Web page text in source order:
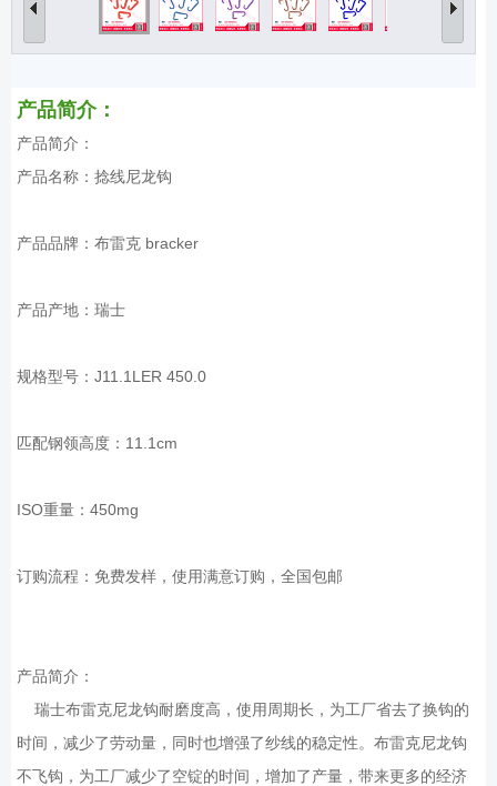
产品简介：
产品简介：
产品名称：捻线尼龙钩
产品品牌：布雷克 bracker
产品产地：瑞士
规格型号：J11.1LER 450.0
匹配钢领高度：11.1cm
ISO重量：450mg
订购流程：免费发样，使用满意订购，全国包邮
产品简介：
瑞士布雷克尼龙钩耐磨度高，使用周期长，为工厂省去了换钩的
时间，减少了劳动量，同时也增强了纱线的稳定性。布雷克尼龙钩
不飞钩，为工厂减少了空锭的时间，增加了产量，带来更多的经济